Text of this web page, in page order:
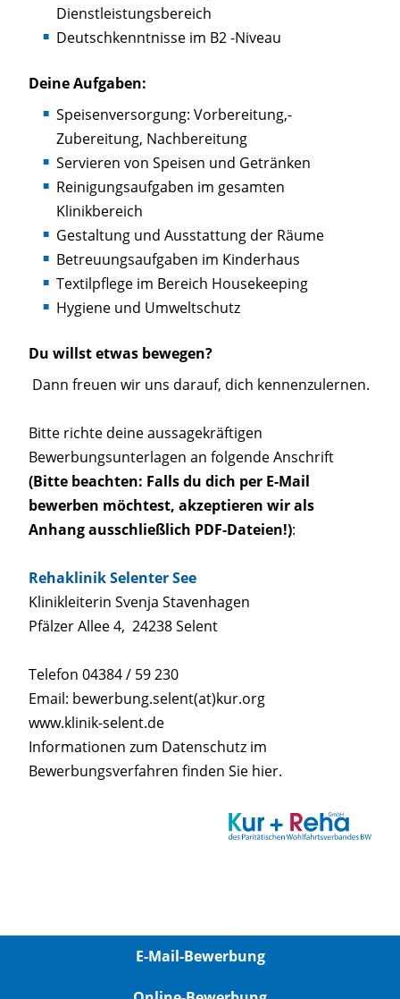
Dienstleistungsbereich
Deutschkenntnisse im B2 -Niveau
Deine Aufgaben:
Speisenversorgung: Vorbereitung,-
Zubereitung, Nachbereitung
Servieren von Speisen und Getränken
Reinigungsaufgaben im gesamten
Klinikbereich
Gestaltung und Ausstattung der Räume
Betreuungsaufgaben im Kinderhaus
Textilpflege im Bereich Housekeeping
Hygiene und Umweltschutz
Du willst etwas bewegen?
Dann freuen wir uns darauf, dich kennenzulernen.
Bitte richte deine aussagekräftigen
Bewerbungsunterlagen an folgende Anschrift
(Bitte beachten: Falls du dich per E-Mail
bewerben möchtest, akzeptieren wir als
Anhang ausschließlich PDF-Dateien!):
Rehaklinik Selenter See
Klinikleiterin Svenja Stavenhagen
Pfälzer Allee 4, 24238 Selent
Telefon 04384 / 59 230
Email: bewerbung.selent(at)kur.org
www.klinik-selent.de
Informationen zum Datenschutz im
Bewerbungsverfahren finden Sie hier.
E-Mail-Bewerbung